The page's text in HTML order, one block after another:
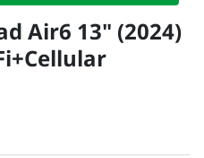
Air6 13" (2024)